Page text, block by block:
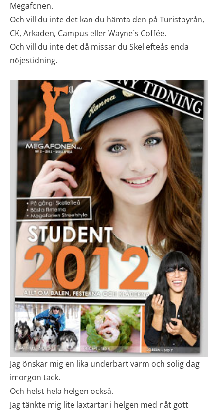
Megafonen.
Och vill du inte det kan du hämta den på Turistbyrån,
CK, Arkaden, Campus eller Wayne´s Coffée.
Och vill du inte det då missar du Skellefteås enda
nöjestidning.
Jag önskar mig en lika underbart varm och solig dag
imorgon tack.
Och helst hela helgen också.
Jag tänkte mig lite laxtartar i helgen med nåt gott